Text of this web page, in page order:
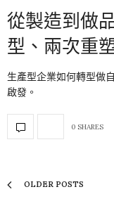
從製造到做
型、兩次重
生產型企業如何轉型做
啟發。
0 SHARES
OLDER POSTS